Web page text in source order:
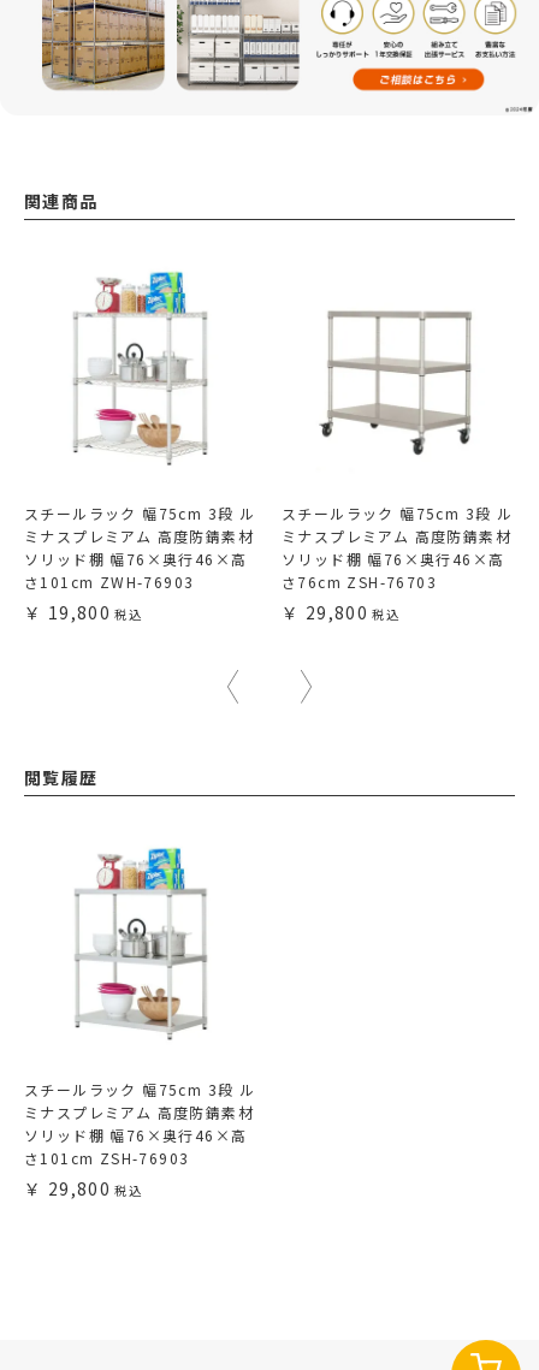
関連商品
スチールラック 幅75cm 3段 ル
ミナスプレミアム 高度防錆素材
ソリッド棚 幅76×奥行46×高
さ101cm ZWH-76903
19,800
スチールラック 幅75cm 3段 ル
ミナスプレミアム 高度防錆素材
ソリッド棚 幅76×奥行46×高
さ76cm ZSH-76703
29,800
閲覧履歴
スチールラック 幅75cm 3段 ル
ミナスプレミアム 高度防錆素材
ソリッド棚 幅76×奥行46×高
さ101cm ZSH-76903
29,800